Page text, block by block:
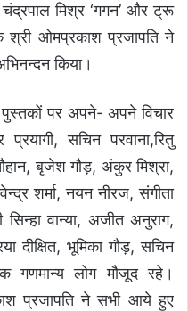
मिश्र ‘गगन’ और ट्रू
श्री ओमप्रकाश प्रजापति ने
किया।
पुस्तकों पर अपने- अपने विचार
सचिन परवाना,रितु
बृजेश गौड़, अंकुर मिश्रा,
शर्मा, नयन नीरज, संगीता
सिन्हा वान्या, अजीत अनुराग,
दीक्षित, भूमिका गौड़, सचिन
गणमान्य लोग मौजूद रहे।
प्रजापति ने सभी आये हुए